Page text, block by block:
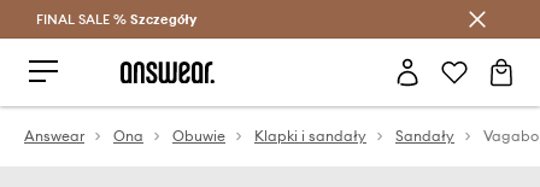
Oszczędzaj z Answear Club >
FINAL SALE % Szczegóły
Answear Ona Obuwie Klapki i sandały Sandały